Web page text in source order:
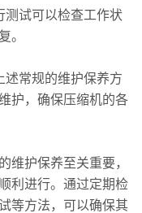
试可以检查工作状
。
常规的维护保养方
护，确保压缩机的各
护保养至关重要，
利进行。通过定期检
等方法，可以确保其